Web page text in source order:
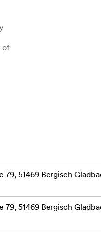
of
51469 Bergisch
51469 Bergisch